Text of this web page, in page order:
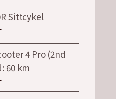
Sittcykel
nuvarande
priset
är:
4 Pro (2nd
60 km
nuvarande